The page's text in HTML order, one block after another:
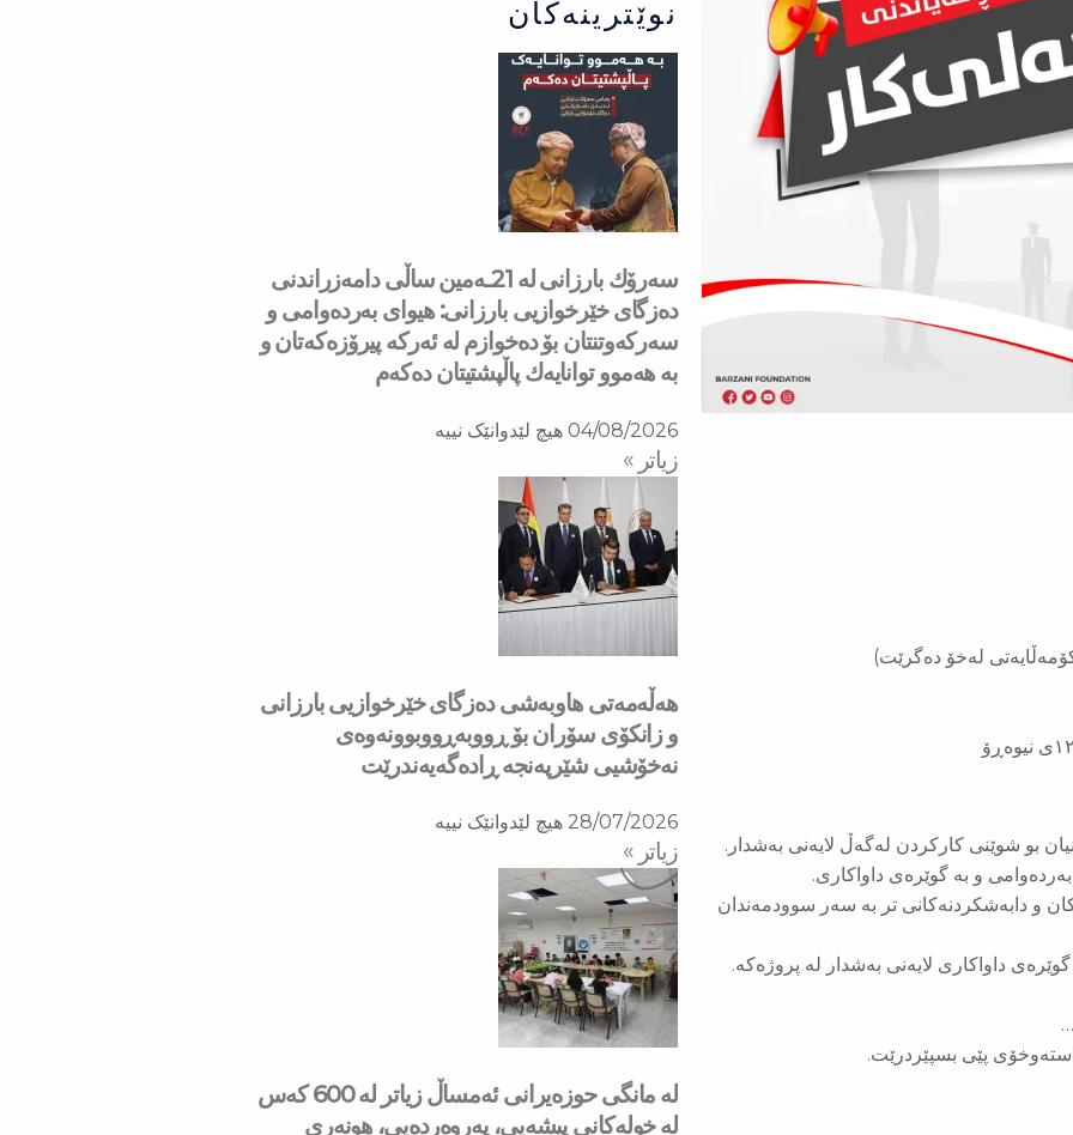
بو شوێنی کارکردن لەگەڵ لایەنی بەشدار.
و بە گوێرەی داواکاری.
و دابەشکردنەکانی تر بە سەر سوودمەندان
داواکاری لایەنی بەشدار لە پروژەکە.
پێی بسپێردرێت.
نوێترینەکان
سه‌رۆك بارزانی له‌ 21ـه‌مین ساڵی دامەزراندنی
دەزگای خێرخوازیی بارزانی: هیوای بەردەوامی و
سەركەوتنتان بۆ دەخوازم لە ئەركە پیرۆزەكەتان و
بە هەموو توانایەك پاڵپشتیتان دەكەم
04/08/2026 هیچ لێدوانێک نییە
زیاتر »
هه‌ڵه‌مه‌تی هاو‌به‌شی ده‌زگای خێرخوازیی بارزانی
و زانكۆی سۆران بۆ ڕووبه‌ڕووبوونه‌وه‌ی
نه‌خۆشیی شێرپه‌نجه‌ ڕاده‌گه‌یه‌ندرێت
28/07/2026 هیچ لێدوانێک نییە
زیاتر »
لە مانگی حوزەیرانی ئەمساڵ زیاتر له‌ 600 كه‌س
له‌ خولەكانی پیشەیی، پەروەردەیی، هونەری